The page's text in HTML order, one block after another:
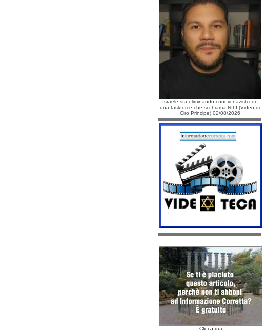
Israele sta eliminando i nuovi nazisti con
una taskforce che si chiama NILI (Video di
Ciro Principe) 02/08/2026
Clicca qui